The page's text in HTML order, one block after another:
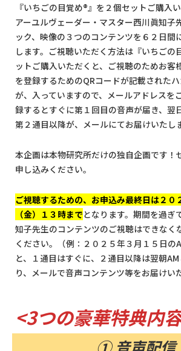
『いちごの目覚め®』を２個セットご購入
アーユルヴェーダー・マスター西川眞知子
ック、映像の３つのコンテンツを６２日間
します。ご視聴いただく方法は『いちごの
ットご購入いただくと、ご視聴のためお客
を登録するためのQRコードが記載された
が、入っていますので、メールアドレスを
録するとすぐに第１回目の音声が届き、翌
第２通目以降が、メールにてお届けいたし
本企画は本物研究所だけの独自企画です！
申し込みください。
ご視聴するための、お申込み最終日は２０
（金）１３時までとなります。期間を過ぎ
知子先生のコンテンツのご視聴はできなく
ください。（例：２０２５年３月１５日の
と、１通目はすぐに、２通目以降は翌朝
り、メールで音声コンテンツ等をお届けい
<3つの豪華特典内